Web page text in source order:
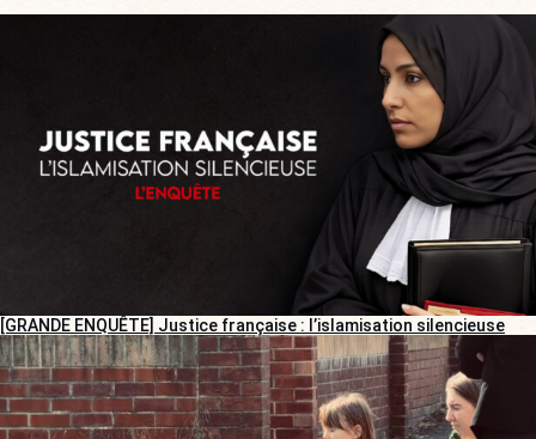
[GRANDE ENQUÊTE] Justice française : l’islamisation silencieuse